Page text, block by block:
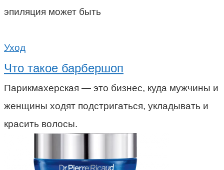
эпиляция может быть
Уход
Что такое барбершоп
Парикмахерская — это бизнес, куда мужчины и
женщины ходят подстригаться, укладывать и
красить волосы.